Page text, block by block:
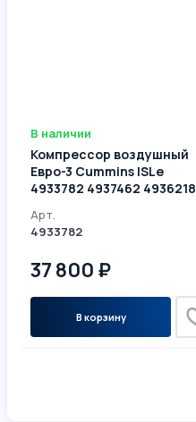
В наличии
Компрессор воздушный
Евро-3 Cummins ISLe
4933782 4937462 4936218
5286677
Арт.
4933782
37 800 ₽
В корзину